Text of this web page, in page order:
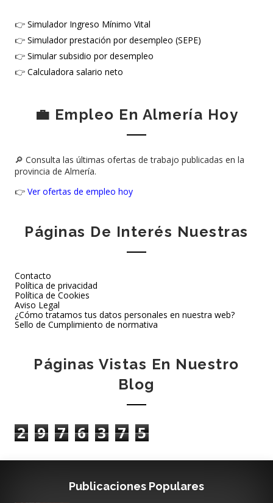
👉 Simulador Ingreso Mínimo Vital
👉 Simulador prestación por desempleo (SEPE)
👉 Simular subsidio por desempleo
👉 Calculadora salario neto
💼 Empleo En Almería Hoy
🔎 Consulta las últimas ofertas de trabajo publicadas en la
provincia de Almería.
👉 Ver ofertas de empleo hoy
Páginas De Interés Nuestras
Contacto
Política de privacidad
Política de Cookies
Aviso Legal
¿Cómo tratamos tus datos personales en nuestra web?
Sello de Cumplimiento de normativa
Páginas Vistas En Nuestro
Blog
2 9 7 6 3 7 5
Publicaciones Populares